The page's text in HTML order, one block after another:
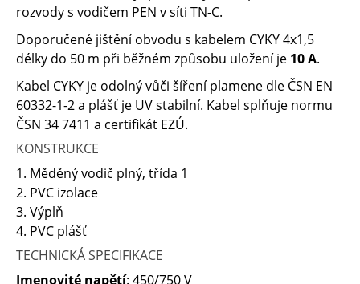
rozvody s vodičem PEN v síti TN-C.
Doporučené jištění obvodu s kabelem CYKY 4x1,5
délky do 50 m při běžném způsobu uložení je 10 A.
Kabel CYKY je odolný vůči šíření plamene dle ČSN EN
60332-1-2 a plášť je UV stabilní. Kabel splňuje normu
ČSN 34 7411 a certifikát EZÚ.
KONSTRUKCE
1. Měděný vodič plný, třída 1
2. PVC izolace
3. Výplň
4. PVC plášť
TECHNICKÁ SPECIFIKACE
Jmenovité napětí: 450/750 V